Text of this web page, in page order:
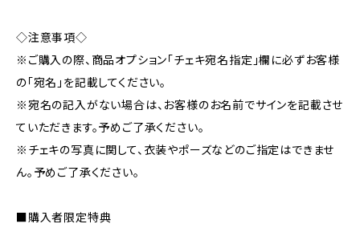
◇注意事項◇
※ご購入の際、商品オプション「チェキ宛名指定」欄に必ずお客様
の「宛名」を記載してください。
※宛名の記入がない場合は、お客様のお名前でサインを記載させ
ていただきます。予めご了承ください。
※チェキの写真に関して、衣装やポーズなどのご指定はできませ
ん。予めご了承ください。
■購入者限定特典